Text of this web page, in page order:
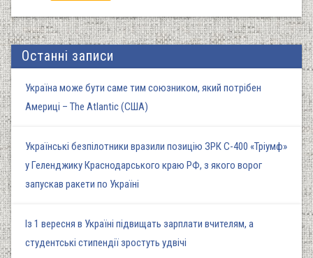
Останні записи
Україна може бути саме тим союзником, який потрібен
Америці – The Atlantic (США)
Українські безпілотники вразили позицію ЗРК С-400 «Тріумф»
у Геленджику Краснодарського краю РФ, з якого ворог
запускав ракети по Україні
Із 1 вересня в Україні підвищать зарплати вчителям, а
студентські стипендії зростуть удвічі